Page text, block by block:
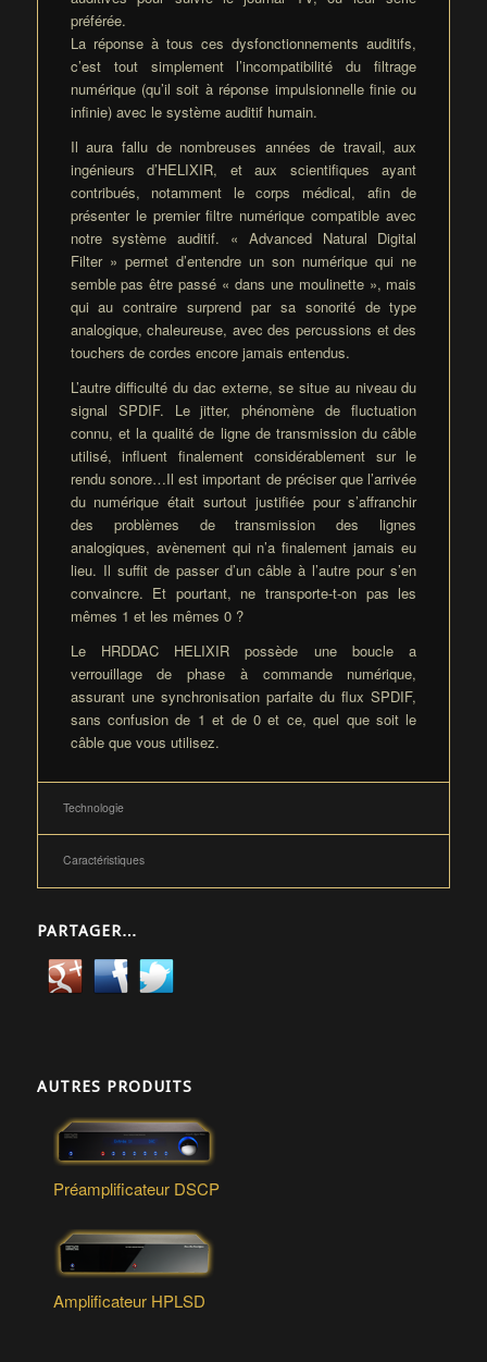
préférée.
La réponse à tous ces dysfonctionnements auditifs,
c’est tout simplement l’incompatibilité du filtrage
numérique (qu’il soit à réponse impulsionnelle finie ou
infinie) avec le système auditif humain.
Il aura fallu de nombreuses années de travail, aux
ingénieurs d’HELIXIR, et aux scientifiques ayant
contribués, notamment le corps médical, afin de
présenter le premier filtre numérique compatible avec
notre système auditif. « Advanced Natural Digital
Filter » permet d’entendre un son numérique qui ne
semble pas être passé « dans une moulinette », mais
qui au contraire surprend par sa sonorité de type
analogique, chaleureuse, avec des percussions et des
touchers de cordes encore jamais entendus.
L’autre difficulté du dac externe, se situe au niveau du
signal SPDIF. Le jitter, phénomène de fluctuation
connu, et la qualité de ligne de transmission du câble
utilisé, influent finalement considérablement sur le
rendu sonore…Il est important de préciser que l’arrivée
du numérique était surtout justifiée pour s’affranchir
des problèmes de transmission des lignes
analogiques, avènement qui n’a finalement jamais eu
lieu. Il suffit de passer d’un câble à l’autre pour s’en
convaincre. Et pourtant, ne transporte-t-on pas les
mêmes 1 et les mêmes 0 ?
Le HRDDAC HELIXIR possède une boucle a
verrouillage de phase à commande numérique,
assurant une synchronisation parfaite du flux SPDIF,
sans confusion de 1 et de 0 et ce, quel que soit le
câble que vous utilisez.
Technologie
Caractéristiques
PARTAGER…
AUTRES PRODUITS
Préamplificateur DSCP
Amplificateur HPLSD